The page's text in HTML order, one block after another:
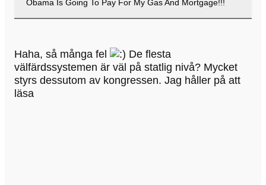
Obama Is Going To Pay For My Gas And Mortgage!!!
Haha, så många fel
De flesta
välfärdssystemen är väl på statlig nivå? Mycket
styrs dessutom av kongressen. Jag håller på att
läsa